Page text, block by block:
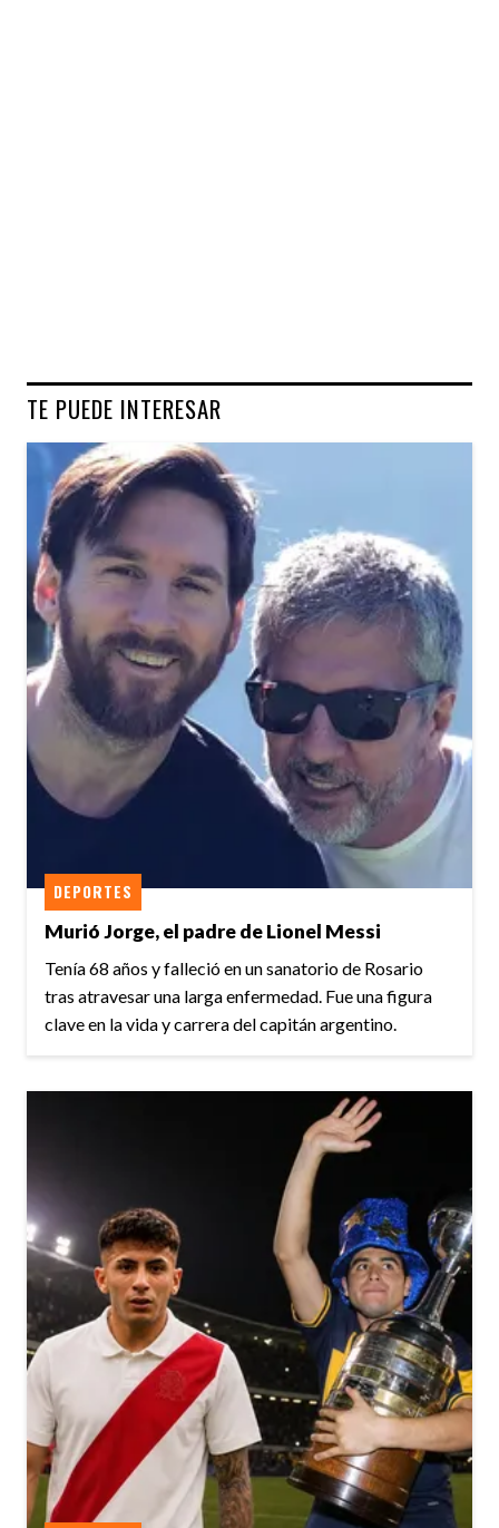
TE PUEDE INTERESAR
Murió Jorge, el padre de Lionel Messi
DEPORTES
Tenía 68 años y falleció en un sanatorio de Rosario
tras atravesar una larga enfermedad. Fue una figura
clave en la vida y carrera del capitán argentino.